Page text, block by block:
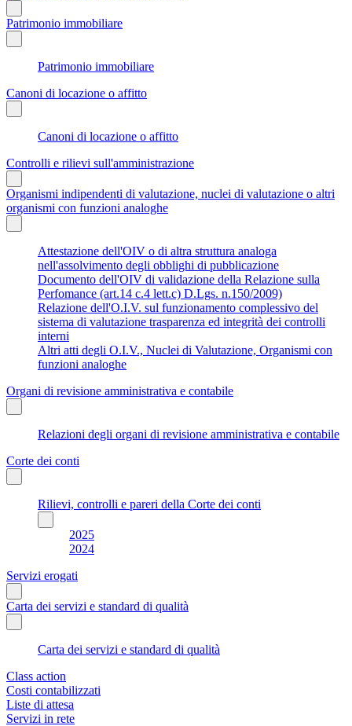
Patrimonio immobiliare
Patrimonio immobiliare
Canoni di locazione o affitto
Canoni di locazione o affitto
Controlli e rilievi sull'amministrazione
Organismi indipendenti di valutazione, nuclei di valutazione o altri
organismi con funzioni analoghe
Attestazione dell'OIV o di altra struttura analoga
nell'assolvimento degli obblighi di pubblicazione
Documento dell'OIV di validazione della Relazione sulla
Perfomance (art.14 c.4 lett.c) D.Lgs. n.150/2009)
Relazione dell'O.I.V. sul funzionamento complessivo del
sistema di valutazione trasparenza ed integrità dei controlli
interni
Altri atti degli O.I.V., Nuclei di Valutazione, Organismi con
funzioni analoghe
Organi di revisione amministrativa e contabile
Relazioni degli organi di revisione amministrativa e contabile
Corte dei conti
Rilievi, controlli e pareri della Corte dei conti
2025
2024
Servizi erogati
Carta dei servizi e standard di qualità
Carta dei servizi e standard di qualità
Class action
Costi contabilizzati
Liste di attesa
Servizi in rete